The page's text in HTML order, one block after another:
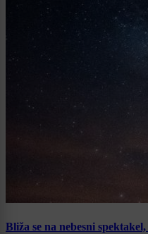
Bliža se na nebesni